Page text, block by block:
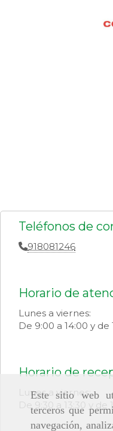
Este sitio web
terceros que
navegación,
Teléfonos de
918081246
Horario de
Lunes a viernes:
De 9:00 a 14:00 y de
Horario de
Lunes a viernes:
De 9:30 a 13:30 y de